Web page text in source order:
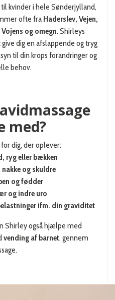
til kvinder i hele Sønderjylland,
ofte fra Haderslev, Vejen,
og omegn. Shirleys
dig en afslappende og tryg
til din krops forandringer og
behov.
med?
dig, der oplever:
ryg eller bækken
og skuldre
og fødder
og indre uro
ifm. din graviditet
Shirley også hjælpe med
vending af barnet, gennem